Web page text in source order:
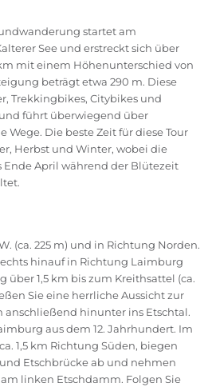
startet am
See und erstreckt sich über
mit einem Höhenunterschied von
beträgt etwa 290 m. Diese
Trekkingbikes, Citybikes und
führt überwiegend über
Wege. Die beste Zeit für diese Tour
Herbst und Winter, wobei die
Ende April während der Blütezeit
(ca. 225 m) und in Richtung Norden.
hinauf in Richtung Laimburg
über 1,5 km bis zum Kreithsattel (ca.
Sie eine herrliche Aussicht zur
hinunter ins Etschtal.
aus dem 12. Jahrhundert. Im
1,5 km Richtung Süden, biegen
Etschbrücke ab und nehmen
linken Etschdamm. Folgen Sie